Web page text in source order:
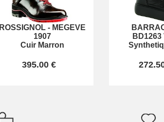
ROSSIGNOL - MEGEVE
1907
Cuir Marron
395.00 €
BD1263